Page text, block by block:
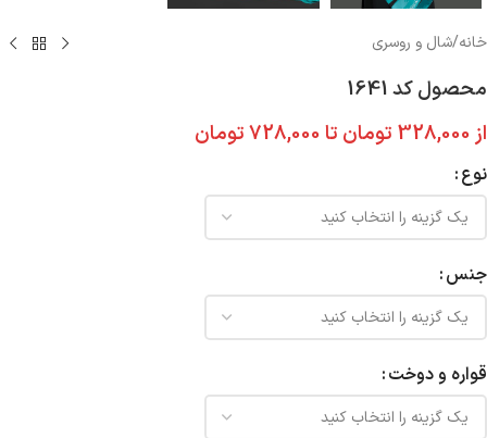
خانه/شال و روسری
محصول کد 1641
از 328,000 تومان تا 728,000تومان
نوع
جنس
قواره و دوخت